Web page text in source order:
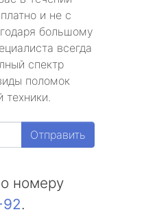
и не с
большому
всегда
спектр
поломок
техники.
Отправить
номеру
.